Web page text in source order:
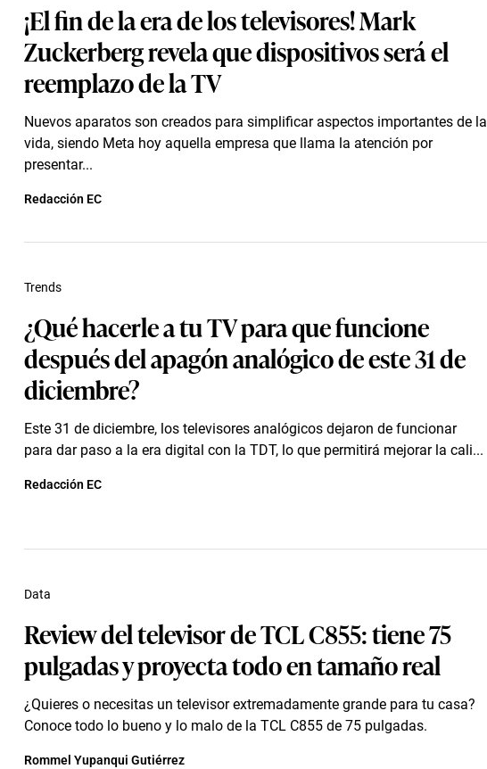
¡El fin de la era de los televisores! Mark
Zuckerberg revela que dispositivos será el
reemplazo de la TV
Nuevos aparatos son creados para simplificar aspectos importantes de la
vida, siendo Meta hoy aquella empresa que llama la atención por
presentar...
Redacción EC
¿Qué hacerle a tu TV para que funcione
después del apagón analógico de este 31 de
diciembre?
Este 31 de diciembre, los televisores analógicos dejaron de funcionar
para dar paso a la era digital con la TDT, lo que permitirá mejorar la cali...
Trends
Redacción EC
Review del televisor de TCL C855: tiene 75
pulgadas y proyecta todo en tamaño real
¿Quieres o necesitas un televisor extremadamente grande para tu casa?
Conoce todo lo bueno y lo malo de la TCL C855 de 75 pulgadas.
Data
Rommel Yupanqui Gutiérrez